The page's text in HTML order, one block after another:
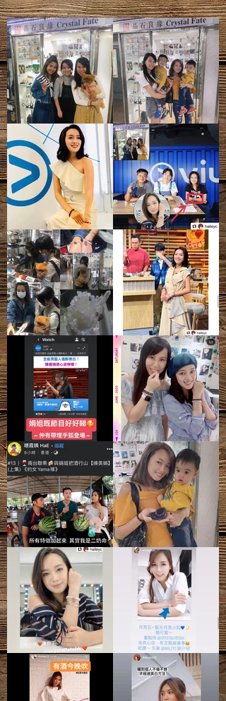
- 圖片只供參考，尺寸可能有所偏差，
一切以實際出貨物品為準
- 天然礦寶石有天然石紋、雲霧、雜
質、礦痕、冰紋等等，皆為正常現象
【星級之選】